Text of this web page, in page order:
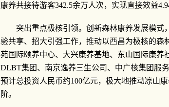
康养共接待游客342.5余万人次，实现直接效益
突出重点极核引领。创新森林康养发展模式
验共享、招大引强工作，推动以西昌为极核的森
苑国际颐养中心、大兴康养基地、东山国际康养
DLBT集团、南京逸养三生公司、中广核集团服
预计总投资人民币约100亿元，极大地推动凉山
阶。